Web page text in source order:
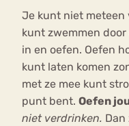
Je kunt niet meteen
kunt zwemmen door
in en oefen. Oefen
kunt laten komen
met ze mee kunt
punt bent. Oefen
niet verdrinken. Dan